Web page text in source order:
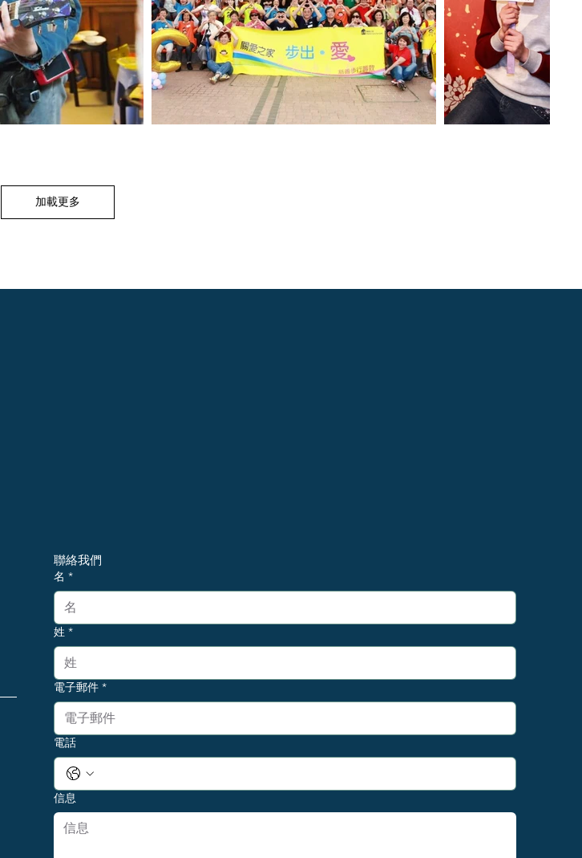
加載更多
聯絡我們
名 *
姓 *
電子郵件 *
電話
信息